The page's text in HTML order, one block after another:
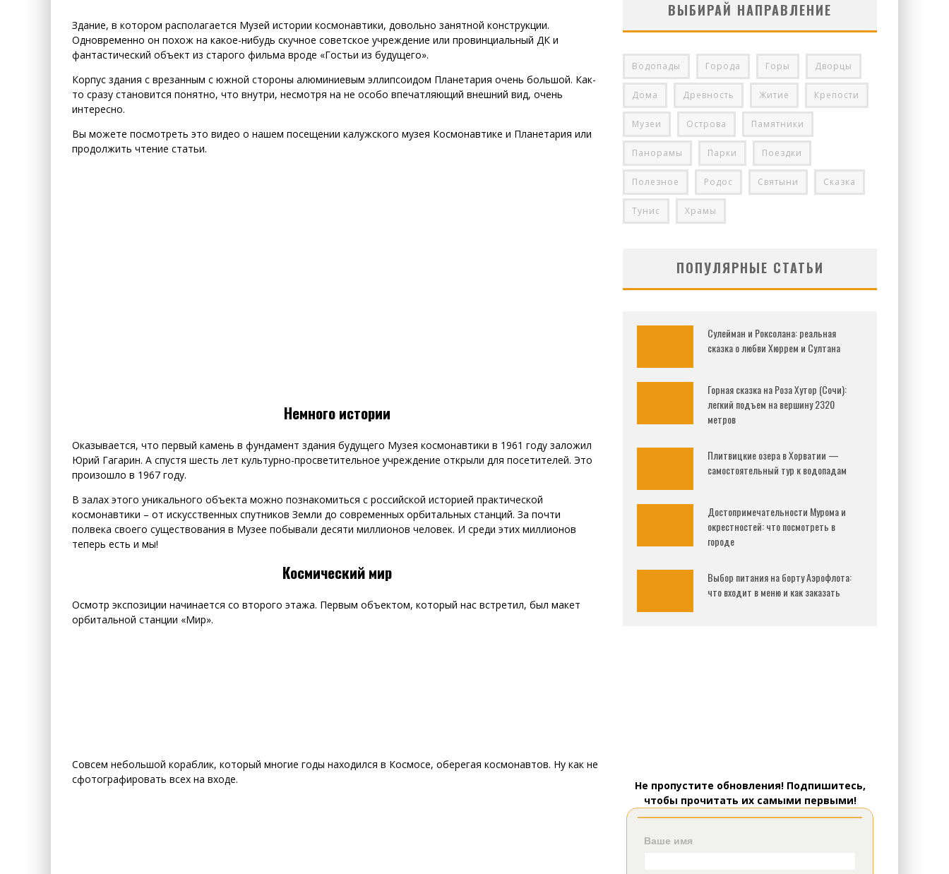
Здание, в котором располагается Музей истории космонавтики, довольно занятной конструкции.
Одновременно он похож на какое-нибудь скучное советское учреждение или провинциальный ДК и
фантастический объект из старого фильма вроде «Гостьи из будущего».
Корпус здания с врезанным с южной стороны алюминиевым эллипсоидом Планетария очень большой. Как-
то сразу становится понятно, что внутри, несмотря на не особо впечатляющий внешний вид, очень
интересно.
Вы можете посмотреть это видео о нашем посещении калужского музея Космонавтике и Планетария или
продолжить чтение статьи.
Немного истории
Оказывается, что первый камень в фундамент здания будущего Музея космонавтики в 1961 году заложил
Юрий Гагарин. А спустя шесть лет культурно-просветительное учреждение открыли для посетителей. Это
произошло в 1967 году.
В залах этого уникального объекта можно познакомиться с российской историей практической
космонавтики – от искусственных спутников Земли до современных орбитальных станций. За почти
полвека своего существования в Музее побывали десяти миллионов человек. И среди этих миллионов
теперь есть и мы!
Космический мир
Осмотр экспозиции начинается со второго этажа. Первым объектом, который нас встретил, был макет
орбитальной станции «Мир».
Совсем небольшой кораблик, который многие годы находился в Космосе, оберегая космонавтов. Ну как не
сфотографировать всех на входе.
ВЫБИРАЙ НАПРАВЛЕНИЕ
Водопады Города Горы Дворцы
Дома Древность Житие Крепости
Музеи Острова Памятники
Панорамы Парки Поездки
Полезное Родос Святыни Сказка
Тунис Храмы
ПОПУЛЯРНЫЕ СТАТЬИ
Сулейман и Роксолана: реальная
сказка о любви Хюррем и Султана
Горная сказка на Роза Хутор (Сочи):
легкий подъем на вершину 2320
метров
Плитвицкие озера в Хорватии —
самостоятельный тур к водопадам
Достопримечательности Мурома и
окрестностей: что посмотреть в
городе
Выбор питания на борту Аэрофлота:
что входит в меню и как заказать
Не пропустите обновления! Подпишитесь,
чтобы прочитать их самыми первыми!
Ваше имя